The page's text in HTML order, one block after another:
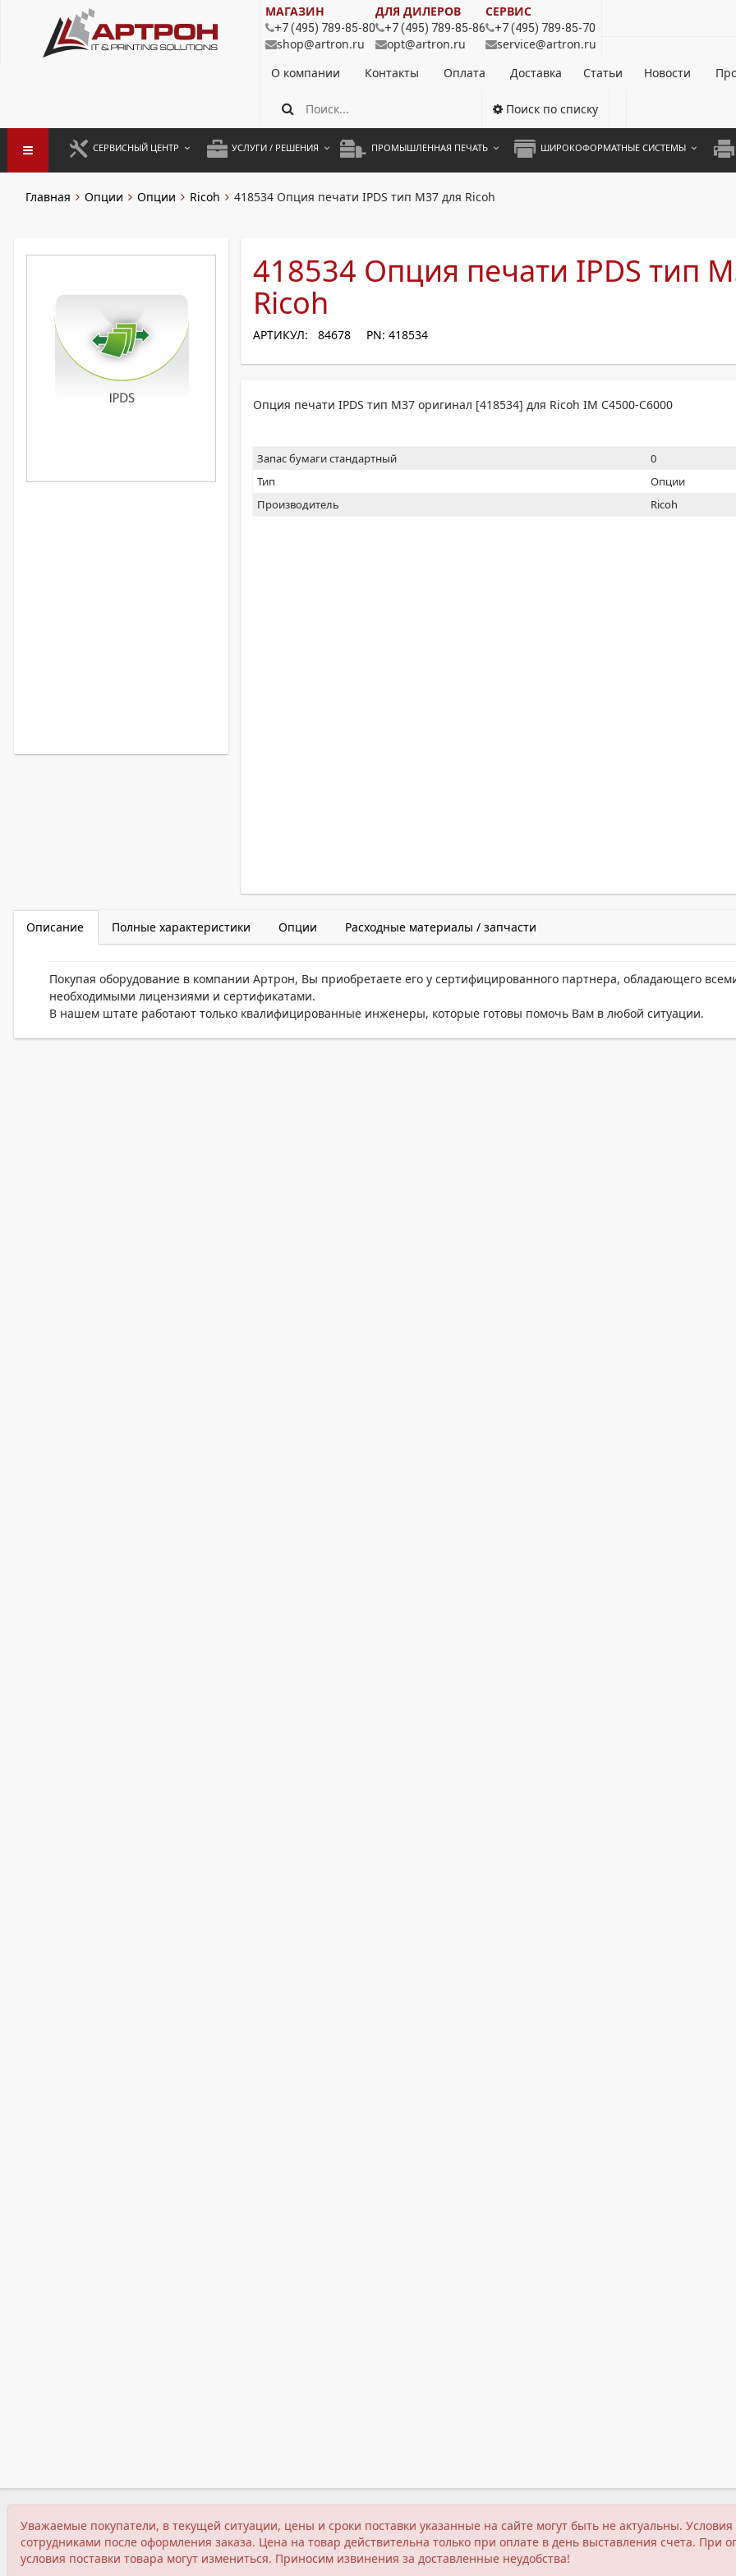
МАГАЗИН
+7 (495) 789-85-80
shop@artron.ru
ДЛЯ ДИЛЕРОВ
+7 (495) 789-85-86
opt@artron.ru
СЕРВИС
+7 (495) 789-85-70
service@artron.ru
О компании
Контакты Оплата Доставка Статьи Новости
Поиск по списку
СЕРВИСНЫЙ ЦЕНТР
РАЗОВЫЕ РЕМОНТЫ
УСЛУГИ / РЕШЕНИЯ
АРЕНДА ОБОРУДОВАНИЯ
ПРОМЫШЛЕННАЯ ПЕЧАТЬ ШИРОКОФОРМАТНЫЕ СИСТЕМЫ
А4
Главная Опции Опции Ricoh 418534 Опция печати IPDS тип M37 для Ricoh
418534 Опция печати IPDS тип
Ricoh
АРТИКУЛ: 84678 PN: 418534
Опция печати IPDS тип M37 оригинал [418534] для Ricoh IM C4500-C6000
Запас бумаги стандартный
0
Тип
Опции
Производитель
Ricoh
Описание Полные характеристики Опции Расходные материалы / запчасти
Покупая оборудование в компании Артрон, Вы приобретаете его у сертифицированного партнера, обладающего
необходимыми лицензиями и сертификатами.
В нашем штате работают только квалифицированные инженеры, которые готовы помочь Вам в любой ситуации.
Уважаемые покупатели, в текущей ситуации, цены и сроки поставки указанные на сайте могут быть не актуальны.
сотрудниками после оформления заказа. Цена на товар действительна только при оплате в день выставления счета.
условия поставки товара могут измениться. Приносим извинения за доставленные неудобства!